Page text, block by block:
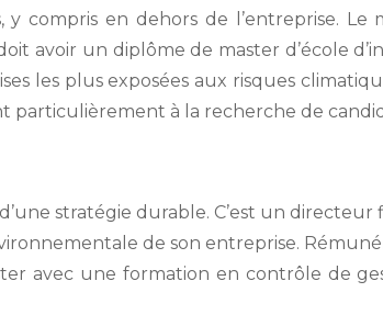
compris en dehors de l’entreprise. Le
avoir un diplôme de master d’école
les plus exposées aux risques
particulièrement à la recherche de
stratégie durable. C’est un directeur
de son entreprise.
avec une formation en contrôle de